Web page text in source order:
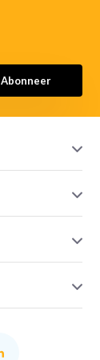
Abonneer